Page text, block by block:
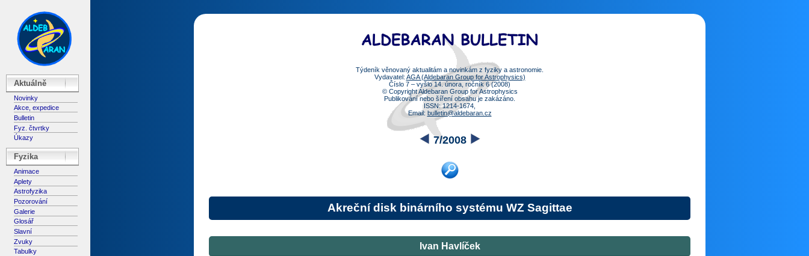
Aktuálně
Novinky
Akce, expedice
Bulletin
Fyz. čtvrtky
Úkazy
Fyzika
Animace
Aplety
Astrofyzika
Pozorování
Galerie
Glosář
Slavní
Zvuky
Tabulky
Týdeník věnovaný aktualitám a novinkám z fyziky a astronomie.
Vydavatel: AGA (Aldebaran Group for Astrophysics)
Číslo 7 – vyšlo 14. února, ročník 6 (2008)
© Copyright Aldebaran Group for Astrophysics
Publikování nebo šíření obsahu je zakázáno.
ISSN: 1214-1674,
Email: bulletin@aldebaran.cz
7/2008
Akreční disk binárního systému WZ Sagittae
Ivan Havlíček